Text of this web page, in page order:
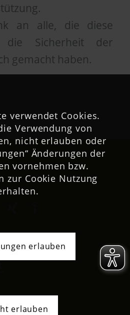
an alle, die diese
die Sicherheit der
gemacht haben.
verwendet Cookies.
Verwendung von
nicht erlauben oder
Änderungen der
vornehmen bzw.
zur Cookie Nutzung
erlauben
erlauben